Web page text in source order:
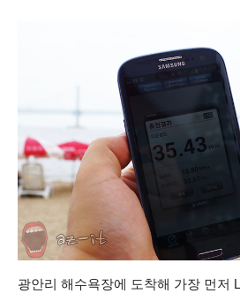
광안리 해수욕장에 도착해 가장 먼저